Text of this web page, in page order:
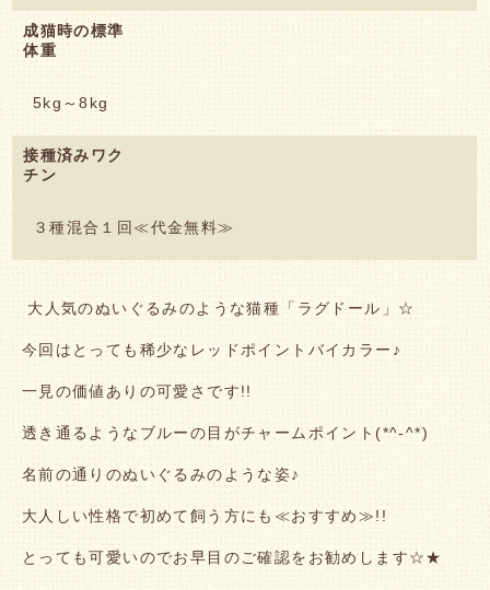
成猫時の標準
体重
5kg～8kg
接種済みワク
チン
３種混合１回≪代金無料≫
大人気のぬいぐるみのような猫種「ラグドール」☆
今回はとっても稀少なレッドポイントバイカラー♪
一見の価値ありの可愛さです!!
透き通るようなブルーの目がチャームポイント(*^-^*)
名前の通りのぬいぐるみのような姿♪
大人しい性格で初めて飼う方にも≪おすすめ≫!!
とっても可愛いのでお早目のご確認をお勧めします☆★